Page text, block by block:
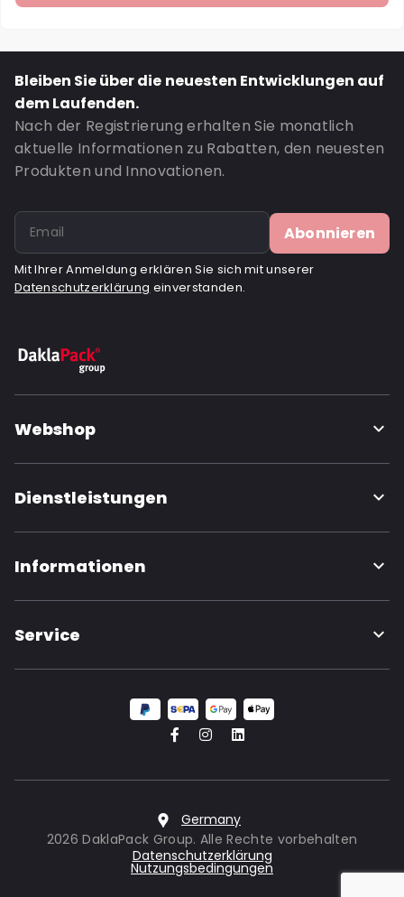
Bleiben Sie über die neuesten Entwicklungen auf
dem Laufenden.
Nach der Registrierung erhalten Sie monatlich
aktuelle Informationen zu Rabatten, den neuesten
Produkten und Innovationen.
Abonnieren
Mit Ihrer Anmeldung erklären Sie sich mit unserer
Datenschutzerklärung einverstanden.
Webshop
Dienstleistungen
Informationen
Service
Germany
2026 DaklaPack Group. Alle Rechte vorbehalten
Datenschutzerklärung
Nutzungsbedingungen